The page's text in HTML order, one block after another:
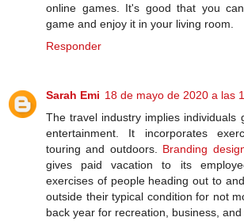
online games. It's good that you
game and enjoy it in your living room.
Responder
Sarah Emi 18 de mayo de 2020 a las
The travel industry implies individuals
entertainment. It incorporates
touring and outdoors. Branding
gives paid vacation to its
exercises of people heading out to
outside their typical condition for not
back year for recreation, business,